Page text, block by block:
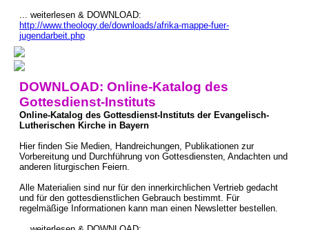
... weiterlesen & DOWNLOAD:
http://www.theology.de/downloads/afrika-mappe-fuer-
jugendarbeit.php
DOWNLOAD: Online-Katalog des
Gottesdienst-Instituts
Online-Katalog des Gottesdienst-Instituts der Evangelisch-
Lutherischen Kirche in Bayern
Hier finden Sie Medien, Handreichungen, Publikationen zur
Vorbereitung und Durchführung von Gottesdiensten, Andachten und
anderen liturgischen Feiern.
Alle Materialien sind nur für den innerkirchlichen Vertrieb gedacht
und für den gottesdienstlichen Gebrauch bestimmt. Für
regelmäßige Informationen kann man einen Newsletter bestellen.